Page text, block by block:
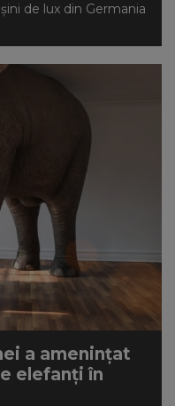
de lux din Germania
a ameninţat
elefanţi în